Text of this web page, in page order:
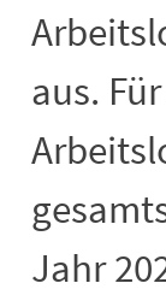
aus.
Jahr